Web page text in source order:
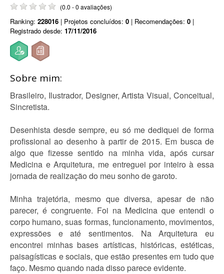
(0.0 - 0 avaliações)
Ranking: 228016 | Projetos concluídos: 0 | Recomendações: 0 |
Registrado desde: 17/11/2016
Sobre mim:
Brasileiro, Ilustrador, Designer, Artista Visual, Conceitual,
Sincretista.
Desenhista desde sempre, eu só me dediquei de forma
profissional ao desenho à partir de 2015. Em busca de
algo que fizesse sentido na minha vida, após cursar
Medicina e Arquitetura, me entreguei por inteiro à essa
jornada de realização do meu sonho de garoto.
Minha trajetória, mesmo que diversa, apesar de não
parecer, é congruente. Foi na Medicina que entendi o
corpo humano, suas formas, funcionamento, movimentos,
expressões e até sentimentos. Na Arquitetura eu
encontrei minhas bases artísticas, históricas, estéticas,
paisagísticas e sociais, que estão presentes em tudo que
faço. Mesmo quando nada disso parece evidente.